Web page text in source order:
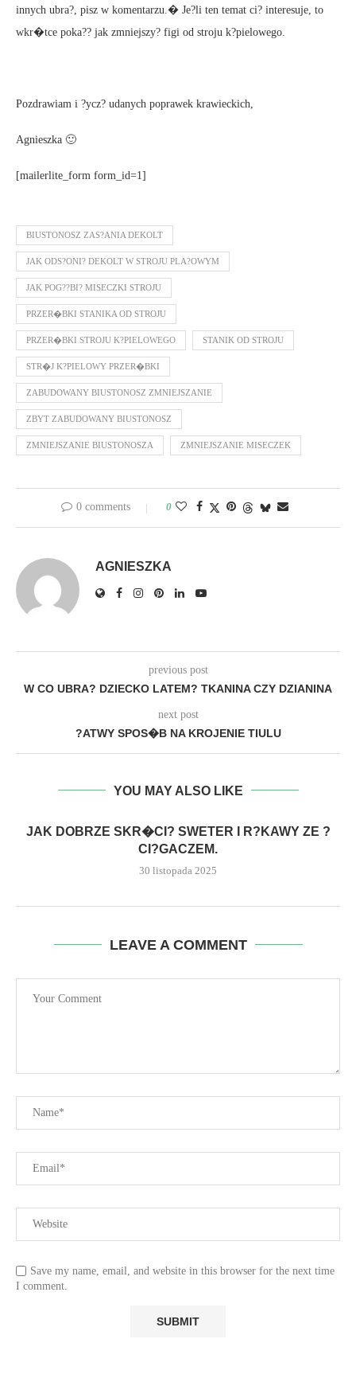
innych ubra?, pisz w komentarzu.� Je?li ten temat ci? interesuje, to
wkr�tce poka?? jak zmniejszy? figi od stroju k?pielowego.
Pozdrawiam i ?ycz? udanych poprawek krawieckich,
Agnieszka 🙂
[mailerlite_form form_id=1]
BIUSTONOSZ ZAS?ANIA DEKOLT
JAK ODS?ONI? DEKOLT W STROJU PLA?OWYM
JAK POG??BI? MISECZKI STROJU
PRZER�BKI STANIKA OD STROJU
PRZER�BKI STROJU K?PIELOWEGO STANIK OD STROJU
STR�J K?PIELOWY PRZER�BKI
ZABUDOWANY BIUSTONOSZ ZMNIEJSZANIE
ZBYT ZABUDOWANY BIUSTONOSZ
ZMNIEJSZANIE BIUSTONOSZA ZMNIEJSZANIE MISECZEK
0 comments 0
AGNIESZKA
previous post
W CO UBRA? DZIECKO LATEM? TKANINA CZY DZIANINA
next post
?ATWY SPOS�B NA KROJENIE TIULU
YOU MAY ALSO LIKE
JAK DOBRZE SKR�CI? SWETER I R?KAWY ZE ?
CI?GACZEM.
30 listopada 2025
LEAVE A COMMENT
Save my name, email, and website in this browser for the next time
I comment.